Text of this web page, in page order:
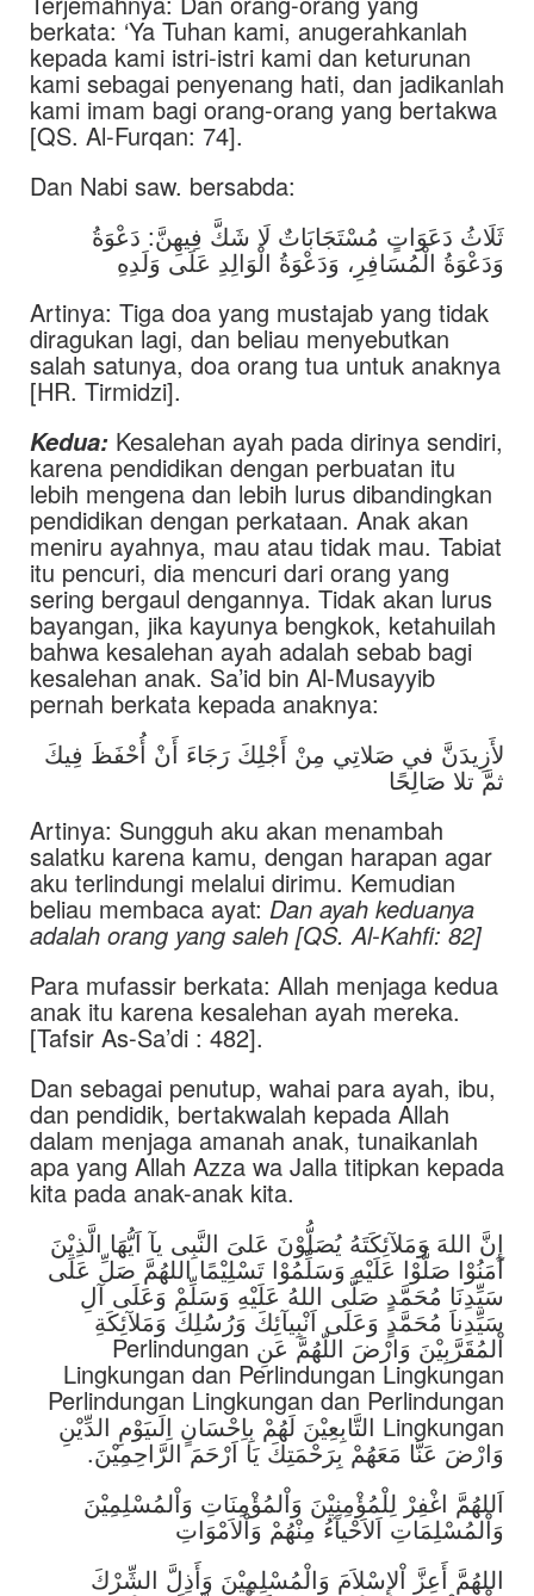
berkata: ‘Ya Tuhan kami, anugerahkanlah
kepada kami istri-istri kami dan keturunan
kami sebagai penyenang hati, dan jadikanlah
kami imam bagi orang-orang yang bertakwa
[QS. Al-Furqan: 74].
Dan Nabi saw. bersabda:
ثَلَاثُ دَعَوَاتٍ مُسْتَجَابَاتٌ لَا شَكَّ فِيهِنَّ: دَعْوَةُ
وَدَعْوَةُ الْمُسَافِرِ، وَدَعْوَةُ الْوَالِدِ عَلَى وَلَدِهِ
Artinya: Tiga doa yang mustajab yang tidak
diragukan lagi, dan beliau menyebutkan
salah satunya, doa orang tua untuk anaknya
[HR. Tirmidzi].
Kedua: Kesalehan ayah pada dirinya sendiri,
karena pendidikan dengan perbuatan itu
lebih mengena dan lebih lurus dibandingkan
pendidikan dengan perkataan. Anak akan
meniru ayahnya, mau atau tidak mau. Tabiat
itu pencuri, dia mencuri dari orang yang
sering bergaul dengannya. Tidak akan lurus
bayangan, jika kayunya bengkok, ketahuilah
bahwa kesalehan ayah adalah sebab bagi
kesalehan anak. Sa’id bin Al-Musayyib
pernah berkata kepada anaknya:
لأَزِيدَنَّ في صَلاتِي مِنْ أَجْلِكَ رَجَاءَ أَنْ أُحْفَظَ فِيكَ
ثمَّ تلا صَالِحًا
Artinya: Sungguh aku akan menambah
salatku karena kamu, dengan harapan agar
aku terlindungi melalui dirimu. Kemudian
beliau membaca ayat: Dan ayah keduanya
adalah orang yang saleh [QS. Al-Kahfi: 82]
Para mufassir berkata: Allah menjaga kedua
anak itu karena kesalehan ayah mereka.
[Tafsir As-Sa’di : 482].
Dan sebagai penutup, wahai para ayah, ibu,
dan pendidik, bertakwalah kepada Allah
dalam menjaga amanah anak, tunaikanlah
apa yang Allah Azza wa Jalla titipkan kepada
kita pada anak-anak kita.
إِنَّ اللهَ وَمَلآئِكَتَهُ يُصَلُّوْنَ عَلىَ النَّبِى يآ اَيُّهَا الَّذِيْنَ
آمَنُوْا صَلُّوْا عَلَيْهِ وَسَلِّمُوْا تَسْلِيْمًا اللهُمَّ صَلِّ عَلَى
سَيِّدِنَا مُحَمَّدٍ صَلَّى اللهُ عَلَيْهِ وَسَلِّمْ وَعَلَى آلِ
سَيِّدِناَ مُحَمَّدٍ وَعَلَى اَنْبِيآئِكَ وَرُسُلِكَ وَمَلآئِكَةِ
اْلمُقَرَّبِيْنَ وَارْضَ اللّهُمَّ عَنِ Perlindungan
Lingkungan dan Perlindungan Lingkungan
Perlindungan Lingkungan dan Perlindungan
Lingkungan التَّابِعِيْنَ لَهُمْ بِاِحْسَانٍ اِلَىيَوْمِ الدِّيْنِ
وَارْضَ عَنَّا مَعَهُمْ بِرَحْمَتِكَ يَا اَرْحَمَ الرَّاحِمِيْنَ.
اَللهُمَّ اغْفِرْ لِلْمُؤْمِنِيْنَ وَاْلمُؤْمِنَاتِ وَاْلمُسْلِمِيْنَ
وَاْلمُسْلِمَاتِ اَلاَحْيآءُ مِنْهُمْ وَاْلاَمْوَاتِ
اللهُمَّ أَعِزَّ اْلإِسْلاَمَ وَالْمُسْلِمِيْنَ وَأَذِلَّ الشِّرْكَ